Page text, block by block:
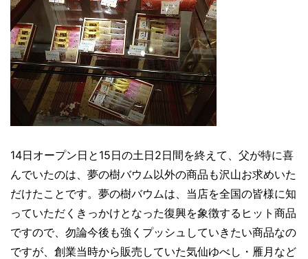
14日オープン日と15日の土日2日間を終えて、父が特に喜
んでいたのは、夢の樹バウム以外の商品も沢山お求めいた
だけたことです。夢の樹バウムは、当店を全国の皆様に知
っていただくきっかけとなった復興を象徴するヒット商品
ですので、勿論今後も強くプッシュしていきたい商品なの
ですが、創業当時から販売していた気仙ゆべし・雁月など